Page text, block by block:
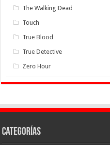
The Walking Dead
Touch
True Blood
True Detective
Zero Hour
Categorías